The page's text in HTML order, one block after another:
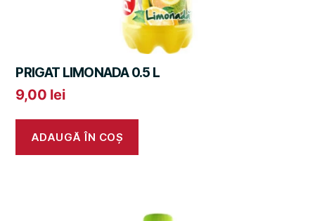
PRIGAT LIMONADA 0.5 L
9,00 lei
ADAUGĂ ÎN COȘ